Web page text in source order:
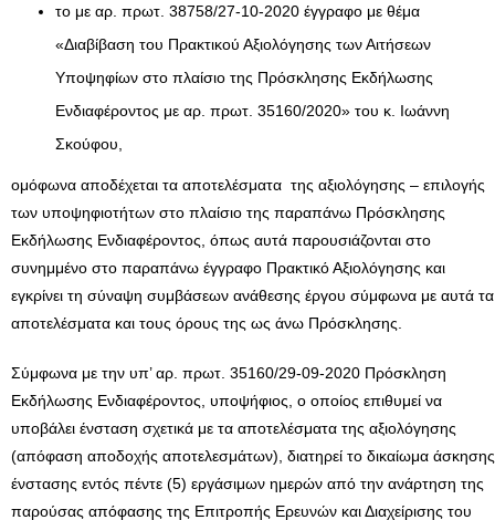
το με αρ. πρωτ. 38758/27-10-2020 έγγραφο με θέμα
«Διαβίβαση του Πρακτικού Αξιολόγησης των Αιτήσεων
Υποψηφίων στο πλαίσιο της Πρόσκλησης Εκδήλωσης
Ενδιαφέροντος με αρ. πρωτ. 35160/2020» του κ. Ιωάννη
Σκούφου,
ομόφωνα αποδέχεται τα αποτελέσματα της αξιολόγησης – επιλογής
των υποψηφιοτήτων στο πλαίσιο της παραπάνω Πρόσκλησης
Εκδήλωσης Ενδιαφέροντος, όπως αυτά παρουσιάζονται στο
συνημμένο στο παραπάνω έγγραφο Πρακτικό Αξιολόγησης και
εγκρίνει τη σύναψη συμβάσεων ανάθεσης έργου σύμφωνα με αυτά τα
αποτελέσματα και τους όρους της ως άνω Πρόσκλησης.
Σύμφωνα με την υπ’ αρ. πρωτ. 35160/29-09-2020 Πρόσκληση
Εκδήλωσης Ενδιαφέροντος, υποψήφιος, ο οποίος επιθυμεί να
υποβάλει ένσταση σχετικά με τα αποτελέσματα της αξιολόγησης
(απόφαση αποδοχής αποτελεσμάτων), διατηρεί το δικαίωμα άσκησης
ένστασης εντός πέντε (5) εργάσιμων ημερών από την ανάρτηση της
παρούσας απόφασης της Επιτροπής Ερευνών και Διαχείρισης του